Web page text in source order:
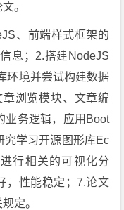
。
、前端样式框架的
息；2.搭建NodeJS
环境并尝试构建数据
浏览模块、文章编
业务逻辑，应用Boot
究学习开源图形库Ec
行相关的可视化分
，性能稳定；7.论文
定。